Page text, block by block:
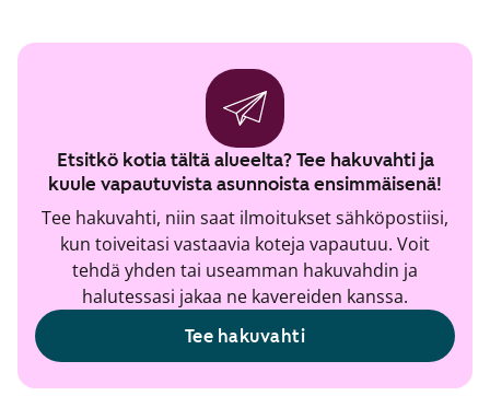
Etsitkö kotia tältä alueelta? Tee hakuvahti ja
kuule vapautuvista asunnoista ensimmäisenä!
Tee hakuvahti, niin saat ilmoitukset sähköpostiisi,
kun toiveitasi vastaavia koteja vapautuu. Voit
tehdä yhden tai useamman hakuvahdin ja
halutessasi jakaa ne kavereiden kanssa.
Tee hakuvahti